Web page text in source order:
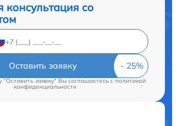
консультация со
Оставить заявку
"Оставить заявку" Вы соглашаетесь cполитикой
конфиденциальности